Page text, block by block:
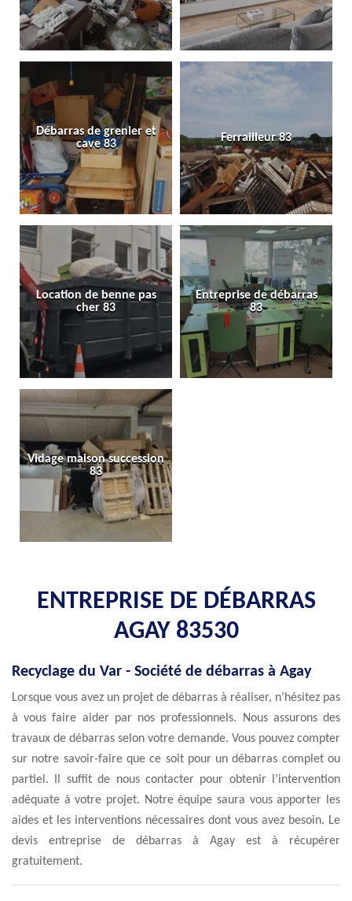
Débarras de grenier et
cave 83
Ferrailleur 83
Location de benne pas
cher 83
Entreprise de débarras
83
Vidage maison succession
83
ENTREPRISE DE DÉBARRAS
AGAY 83530
Recyclage du Var - Société de débarras à Agay
Lorsque vous avez un projet de débarras à réaliser, n’hésitez pas
à vous faire aider par nos professionnels. Nous assurons des
travaux de débarras selon votre demande. Vous pouvez compter
sur notre savoir-faire que ce soit pour un débarras complet ou
partiel. Il suffit de nous contacter pour obtenir l’intervention
adéquate à votre projet. Notre équipe saura vous apporter les
aides et les interventions nécessaires dont vous avez besoin. Le
devis entreprise de débarras à Agay est à récupérer
gratuitement.